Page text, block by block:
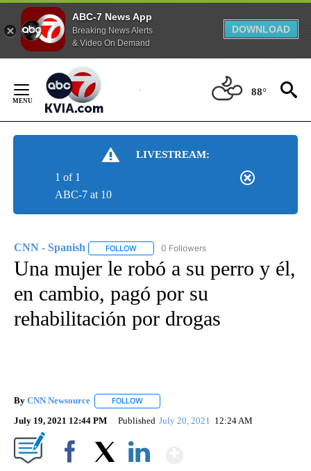
ABC-7 News App
Breaking News Alerts
& Video On Demand
DOWNLOAD
Content
88°
LIVESTREAM:
ABC-7 at 10
1 of 1
CNN - Spanish FOLLOW FOLLOW "CNN - SPANISH" TO RECEIVE
0 Followers
Una mujer le robó a su perro y él,
en cambio, pagó por su
rehabilitación por drogas
By CNN Newsource FOLLOW
July 19, 2021 12:44 PM Published July 20, 2021 12:24 AM